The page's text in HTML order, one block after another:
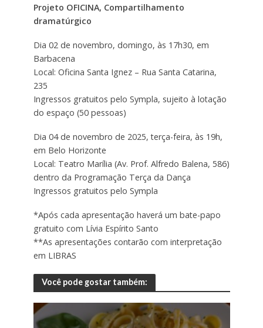
Projeto OFICINA, Compartilhamento
dramatúrgico
Dia 02 de novembro, domingo, às 17h30, em
Barbacena
Local: Oficina Santa Ignez – Rua Santa Catarina,
235
Ingressos gratuitos pelo Sympla, sujeito à lotação
do espaço (50 pessoas)
Dia 04 de novembro de 2025, terça-feira, às 19h,
em Belo Horizonte
Local: Teatro Marília (Av. Prof. Alfredo Balena, 586)
dentro da Programação Terça da Dança
Ingressos gratuitos pelo Sympla
*Após cada apresentação haverá um bate-papo
gratuito com Lívia Espírito Santo
**As apresentações contarão com interpretação
em LIBRAS
Você pode gostar também: